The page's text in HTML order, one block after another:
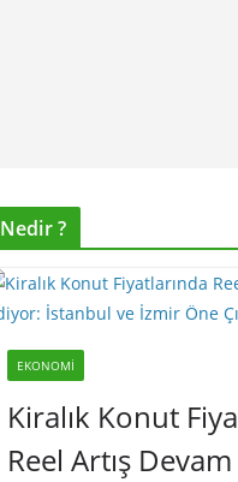
Nedir ?
EKONOMI
Kiralık Konut
Reel Artış